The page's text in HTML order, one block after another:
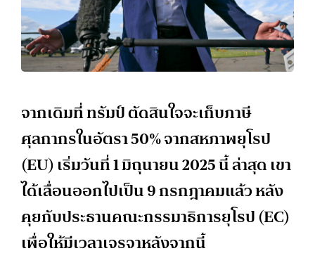
จากเดิมที่ ทรัมป์ ตัดสินใจจะเก็บภาษี
ศุลกากรในอัตรา 50% จากสหภาพยุโรป
(EU) เริ่มวันที่ 1 มิถุนายน 2025 นี้ ล่าสุด เขา
ได้เลื่อนออกไปเป็น 9 กรกฎาคมแล้ว หลัง
คุยกับประธานคณะกรรมาธิการยุโรป (EC)
เพื่อให้มีเวลาเจรจาหลังจากนี้